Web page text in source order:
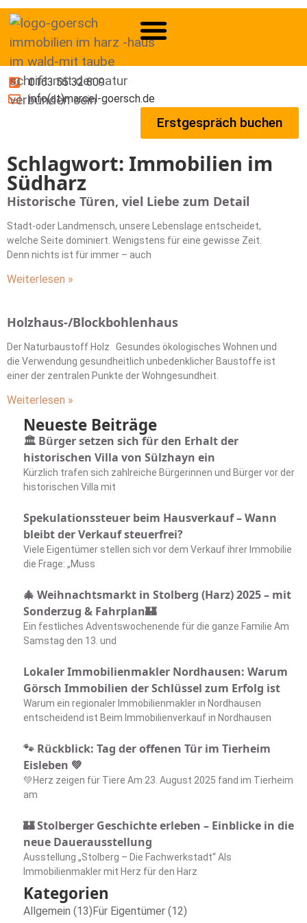
0163 55 32 809
info(at)marcel-goersch.de
Erstgespräch buchen
Schlagwort: Immobilien im
Südharz
Historische Türen, viel Liebe zum Detail
Stadt-oder Landmensch, unsere Lebenslage entscheidet,
welche Seite dominiert. Wenigstens für eine gewisse Zeit.
Denn nichts ist für immer – auch
Weiterlesen »
Holzhaus-/Blockbohlenhaus
Der Naturbaustoff Holz Gesundes ökologisches Wohnen und
die Verwendung gesundheitlich unbedenklicher Baustoffe ist
einer der zentralen Punkte der Wohngesundheit.
Weiterlesen »
Neueste Beiträge
🏛️ Bürger setzen sich für den Erhalt der
historischen Villa von Sülzhayn ein
Kürzlich trafen sich zahlreiche Bürgerinnen und Bürger vor der
historischen Villa mit
Spekulationssteuer beim Hausverkauf – Wann
bleibt der Verkauf steuerfrei?
Viele Eigentümer stellen sich vor dem Verkauf ihrer Immobilie
die Frage: „Muss
🎄 Weihnachtsmarkt in Stolberg (Harz) 2025 – mit
Sonderzug & Fahrplan🏰
Ein festliches Adventswochenende für die ganze Familie Am
Samstag den 13. und
Lokaler Immobilienmakler Nordhausen: Warum
Görsch Immobilien der Schlüssel zum Erfolg ist
Warum ein regionaler Immobilienmakler in Nordhausen
entscheidend ist Beim Immobilienverkauf in Nordhausen
🐾 Rückblick: Tag der offenen Tür im Tierheim
Eisleben 💚
💚Herz zeigen für Tiere Am 23. August 2025 fand im Tierheim
am
🏰 Stolberger Geschichte erleben – Einblicke in die
neue Dauerausstellung
Ausstellung „Stolberg – Die Fachwerkstadt“ Als
Immobilienmakler mit Herz für den Harz
Kategorien
Allgemein (13)Für Eigentümer (12)